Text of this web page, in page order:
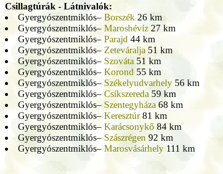
Csillagtúrák - Látnivalók:
Gyergyószentmiklós– Borszék 26 km
Gyergyószentmiklós– Maroshévíz27 km
Gyergyószentmiklós– Parajd 44 km
Gyergyószentmiklós– Zeteváralja51 km
Gyergyószentmiklós– Szováta51 km
Gyergyószentmiklós– Korond 55 km
Gyergyószentmiklós– Székelyudvarhely56 km
Gyergyószentmiklós– Csíkszereda 59 km
Gyergyószentmiklós– Szentegyháza 68 km
Gyergyószentmiklós– Keresztúr81 km
Gyergyószentmiklós– Karácsonykő 84 km
Gyergyószentmiklós– Szászrégen 92 km
Gyergyószentmiklós– Marosvásárhely111 km